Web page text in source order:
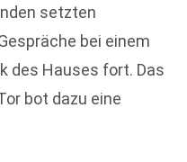
setzten
bei einem
des Hauses fort. Das
bot dazu eine